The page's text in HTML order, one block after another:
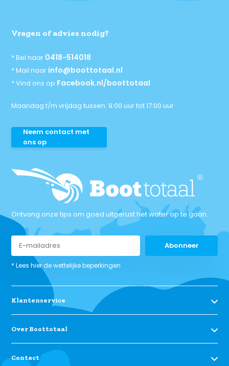
Vragen of advies nodig?
* Bel naar 0418-514018
* Mail naar info@boottotaal.nl
* Vind ons op Facebook.nl/boottotaal
Maandag t/m vrijdag tussen: 9:00 uur tot 17:00 uur
Neem contact met
ons op
Ontvang onze tips om goed uitgerust het water op te gaan.
Abonneer
* Lees hier de wettelijke beperkingen
Klantenservice
Over Boottotaal
Contact